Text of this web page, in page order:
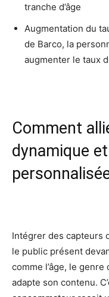
tranche d’âge
Augmentation du
de Barco, la
augmenter le taux
Comment
dynamique
Intégrer des capteurs
le public présent
comme l’âge, le genre
adapte son contenu.